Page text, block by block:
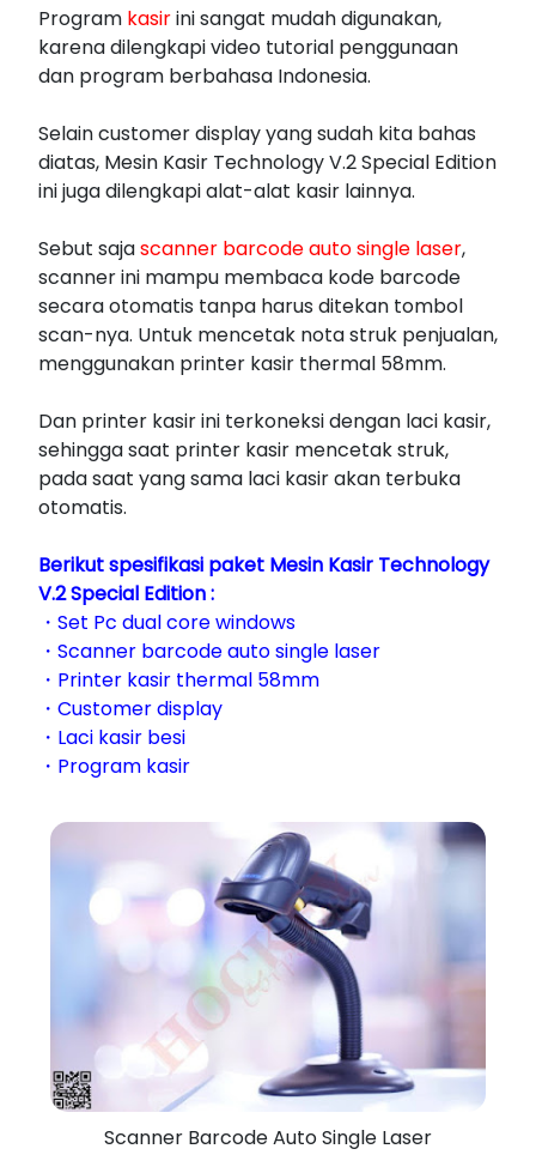
Program kasirini sangat mudah digunakan,
karena dilengkapi video tutorial penggunaan
dan program berbahasa Indonesia.
Selain customer display yang sudah kita bahas
diatas, Mesin Kasir Technology V.2 Special Edition
ini juga dilengkapi alat-alat kasir lainnya.
Sebut sajascanner barcode auto single laser,
scanner ini mampu membaca kode barcode
secara otomatis tanpa harus ditekan tombol
scan-nya. Untuk mencetak nota struk penjualan,
menggunakan printer kasir thermal 58mm.
Dan printer kasir ini terkoneksi dengan laci kasir,
sehingga saat printer kasir mencetak struk,
pada saat yang sama laci kasir akan terbuka
otomatis.
Berikut spesifikasi paket Mesin Kasir Technology
V.2 Special Edition :
・Set Pc dual core windows
・ Scanner barcode auto single laser
・ Printer kasir thermal 58mm
・ Customer display
・ Laci kasir besi
・ Program kasir
Scanner Barcode Auto Single Laser